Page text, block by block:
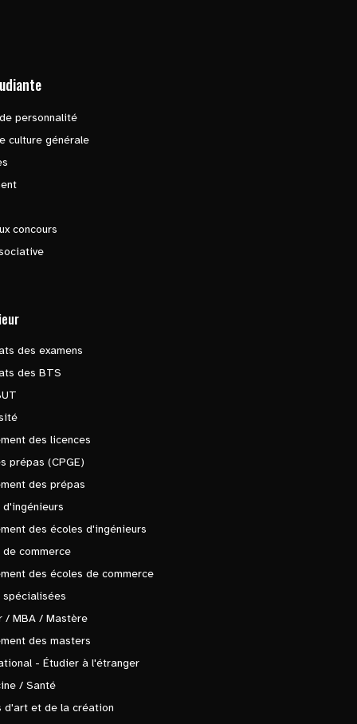
personnalité
culture générale
concours
des examens
des BTS
des licences
prépas (CPGE)
des prépas
d'ingénieurs
des écoles d'ingénieurs
de commerce
des écoles de commerce
spécialisées
/ MBA / Mastère
des masters
- Étudier à l'étranger
/ Santé
d'art et de la création